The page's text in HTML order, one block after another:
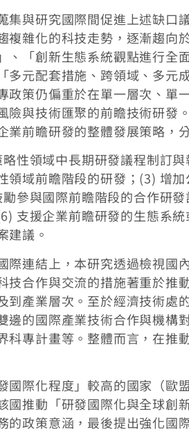
集與研究國際間促進上述缺口
複雜化的科技走勢，逐漸趨向
、「創新生態系統觀點進行全
多元配套措施、跨領域、多元
政策仍偏重於在單一層次、單
險與技術匯聚的前瞻技術研發
業前瞻研發的整體發展策略，
性領域中長期研發議程制訂
領域前瞻階段的研發；(3) 增
參與國際前瞻階段的合作研
支援企業前瞻研發的生態系
建議。
際連結上，本研究透過檢視國
技合作與交流的措施著重於推
到產業層次。至於經濟技術處
邊的國際產業技術合作與機構
科專計畫等。整體而言，在推
國際化程度」較高的國家（歐
國推動「研發國際化與全球創
的政策意涵，最後提出強化國